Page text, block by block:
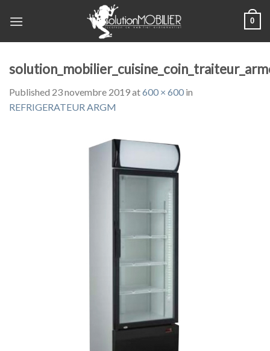
0
Published 23 novembre 2019at600 × 600 in
REFRIGERATEUR ARGM